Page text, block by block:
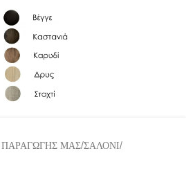
ΜΑΣ/ΣΑΛΟΝΙ/